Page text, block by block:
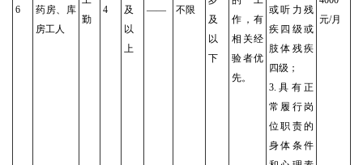
6
药房、库
房工人
勤
4
及
以
上
—— 不限
及
以
下
作，有
相关经
验者优
先。
或听力残
疾四级或
肢体残疾
四级；
3.具有正
常履行岗
位职责的
身体条件
元/月